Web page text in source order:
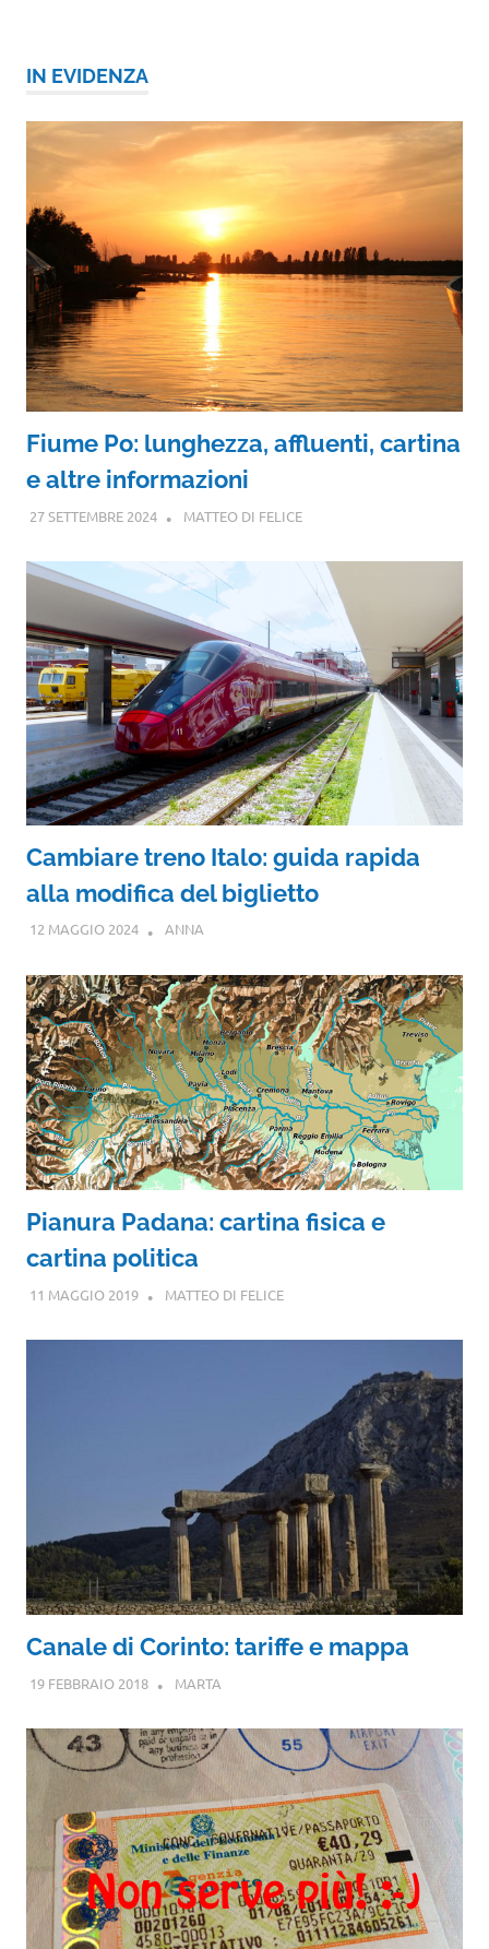
IN EVIDENZA
Fiume Po: lunghezza, affluenti, cartina
e altre informazioni
27 SETTEMBRE 2024 MATTEO DI FELICE
Cambiare treno Italo: guida rapida
alla modifica del biglietto
12 MAGGIO 2024 ANNA
Pianura Padana: cartina fisica e
cartina politica
11 MAGGIO 2019 MATTEO DI FELICE
Canale di Corinto: tariffe e mappa
19 FEBBRAIO 2018 MARTA